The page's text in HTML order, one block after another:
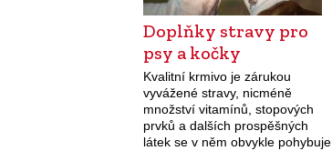
Doplňky stravy pro
psy a kočky
Kvalitní krmivo je zárukou
vyvážené stravy, nicméně
množství vitamínů, stopových
prvků a dalších prospěšných
látek se v něm obvykle pohybuje